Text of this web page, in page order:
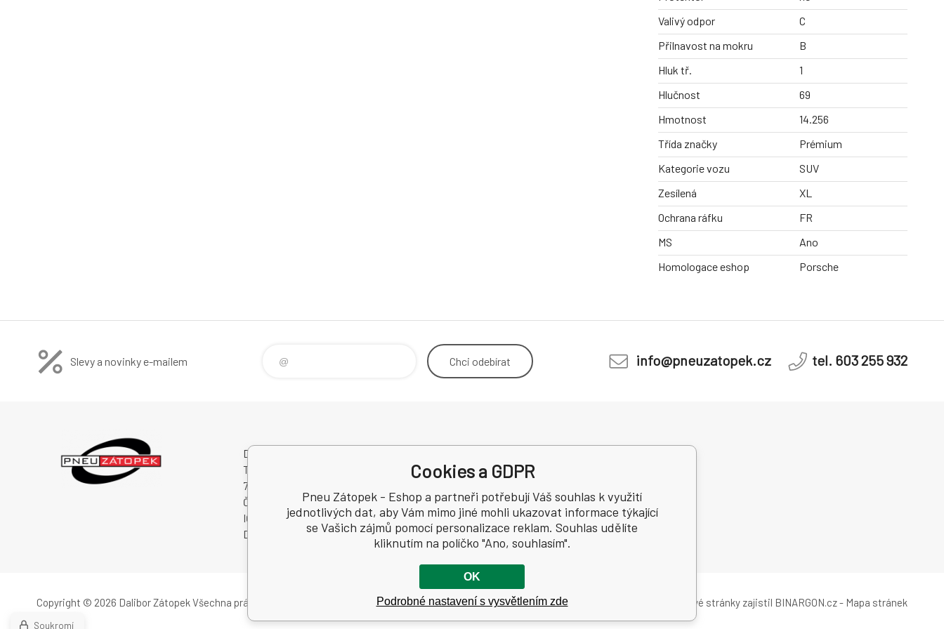
Valivý odpor
C
Přilnavost na mokru
B
Hluk tř.
1
Hlučnost
69
Hmotnost
14.256
Třída značky
Prémium
Kategorie vozu
SUV
Zesílená
XL
Ochrana ráfku
FR
MS
Ano
Homologace eshop
Porsche
Slevy a novinky e-mailem Chci odebírat info@pneuzatopek.cz tel. 603 255 932
Dalibor Zátopek
Tichá 488
74274 Tichá
Česká Republika
IČO: 63724383
DIČ: CZ7504094994
Reklamace
Copyright © 2026 Dalibor ZátopekVšechna práva vyhrazena. Tvorbu webové stránky zajistil BINARGON.cz- Mapa stránek
Cookies a GDPR
Pneu Zátopek - Eshop a partneři potřebují Váš souhlas k využití
jednotlivých dat, aby Vám mimo jiné mohli ukazovat informace týkající
se Vašich zájmů pomocí personalizace reklam. Souhlas udělíte
kliknutím na políčko "Ano, souhlasím".
OK
Podrobné nastavení s vysvětlením zde
Soukromí